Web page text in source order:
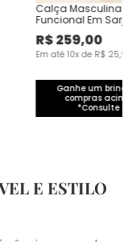
Calça Masculina
Funcional Em
R$259,00
Em até10x de R$ 25,90
Ganhe um
compras
*Consulte
E ESTILO